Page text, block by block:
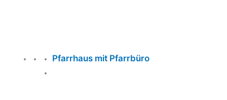
Pfarrhaus mit Pfarrbüro